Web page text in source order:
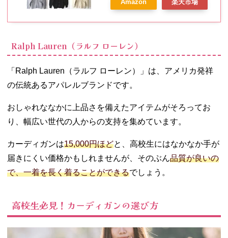
Amazon 楽天市場
Ralph Lauren（ラルフ ローレン）
「Ralph Lauren（ラルフ ローレン）」は、アメリカ発祥
の伝統あるアパレルブランドです。
おしゃれななかに上品さを備えたアイテムがそろってお
り、幅広い世代の人からの支持を集めています。
カーディガンは15,000円ほどと、高校生にはなかなか手が
届きにくい価格かもしれませんが、そのぶん品質が良いの
で、一着を長く着ることができるでしょう。
高校生必見！カーディガンの選び方